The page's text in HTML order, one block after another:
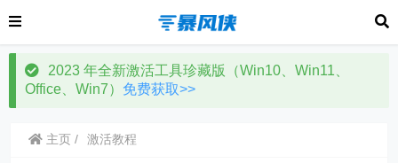
2023 年全新激活工具珍藏版（Win10、Win11、
Office、Win7） 免费获取>>
主页 激活教程